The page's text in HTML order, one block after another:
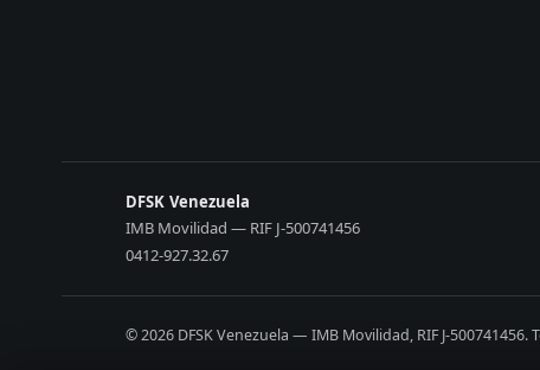
DFSK Venezuela
IMB Movilidad — RIF J-500741456
0412-927.32.67
© 2026 DFSK Venezuela — IMB Movilidad, RIF J-500741456.